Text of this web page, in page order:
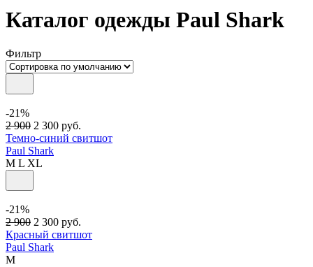
Каталог одежды Paul Shark
Фильтр
-21%
2 900 2 300 руб.
Темно-синий свитшот
Paul Shark
M L XL
-21%
2 900 2 300 руб.
Красный свитшот
Paul Shark
M